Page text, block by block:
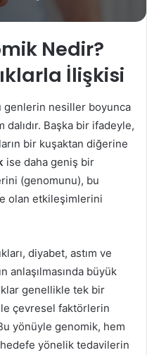
Nedir?
İlişkisi
genlerin nesiller boyunca
dalıdır. Başka bir ifadeyle,
bir kuşaktan diğerine
ise daha geniş bir
(genomunu), bu
olan etkileşimlerini
diyabet, astım ve
anlaşılmasında büyük
genellikle tek bir
çevresel faktörlerin
yönüyle genomik, hem
yönelik tedavilerin